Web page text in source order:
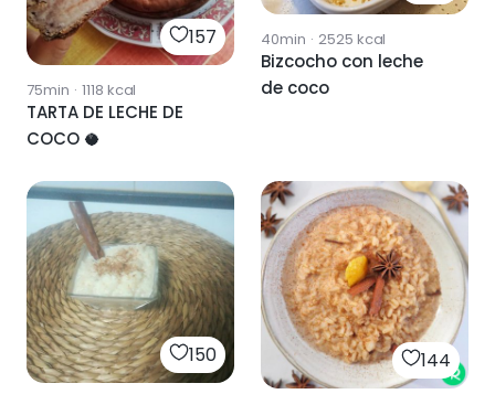
157
75min · 1118 kcal
TARTA DE LECHE DE
COCO 🥥
40min · 2525 kcal
Bizcocho con leche
de coco
150 144